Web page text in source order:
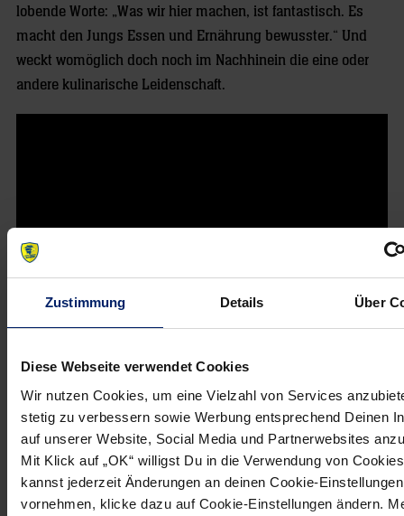
Zustimmung Details Über
Diese Webseite verwendet Cookies
Wir nutzen Cookies, um eine Vielzahl von Services
stetig zu verbessern sowie Werbung entsprechend Deinen
auf unserer Website, Social Media und Partnerwebsites
Mit Klick auf „OK“ willigst Du in die Verwendung von
kannst jederzeit Änderungen an deinen Cookie-Einstellungen
vornehmen, klicke dazu auf Cookie-Einstellungen ändern.
lobende Worte: „Was wir hier machen, ist fantastisch. Es
macht den Jungs Essen und Ernährung bewusster.“ Und
weckt womöglich doch noch im Nachhinein die eine oder
andere kulinarische Leidenschaft.
NEWSLETTER
Wenn du per E-Mail über Aktuelles aus der Löwenwelt
informiert werden willst, kannst du den Rhein-Neckar Löwen
Newsletterhier abonnieren.